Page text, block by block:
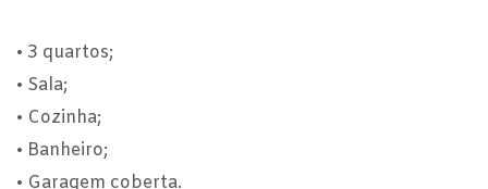
• 3 quartos;
• Sala;
• Cozinha;
• Banheiro;
• Garagem coberta.